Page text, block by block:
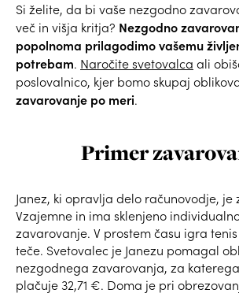
Si želite, da bi vaše nezgodno
več in višja kritja? Nezgodno
popolnoma prilagodimo vašemu
potrebam. Naročite svetovalca ali
poslovalnico, kjer bomo skupaj
zavarovanje po meri.
Primer
Janez, ki opravlja delo računovodje, je
Vzajemne in ima sklenjeno
zavarovanje. V prostem času igra
teče. Svetovalec je Janezu pomagal
nezgodnega zavarovanja, za
plačuje 32,71 €. Doma je pri